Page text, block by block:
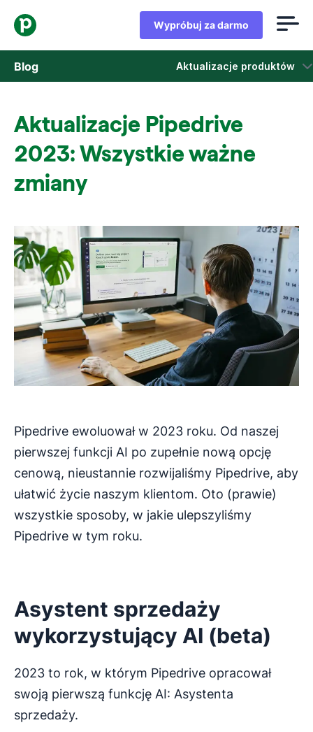
Wypróbuj za darmo
Blog Aktualizacje produktów
Marketing
Aktualizacje produktów
Aktualizacje Pipedrive
2023: Wszystkie ważne
zmiany
Pipedrive ewoluował w 2023 roku. Od naszej
pierwszej funkcji AI po zupełnie nową opcję
cenową, nieustannie rozwijaliśmy Pipedrive, aby
ułatwić życie naszym klientom. Oto (prawie)
wszystkie sposoby, w jakie ulepszyliśmy
Pipedrive w tym roku.
Asystent sprzedaży
wykorzystujący AI (beta)
2023 to rok, w którym Pipedrive opracował
swoją pierwszą funkcję AI: Asystenta
sprzedaży.